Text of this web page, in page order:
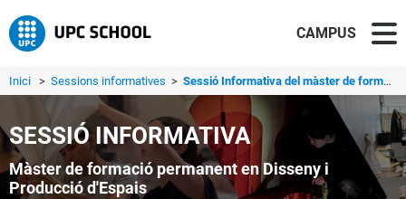
CAMPUS
Inici > Sessions informatives > Sessió Informativa del màster de formació permanent en Di...
SESSIÓ INFORMATIVA
Màster de formació permanent en Disseny i
Producció d'Espais